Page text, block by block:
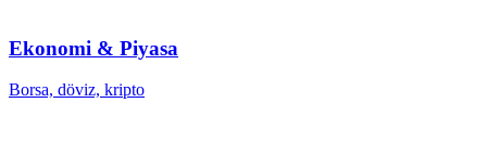
Ekonomi & Piyasa
Borsa, döviz, kripto